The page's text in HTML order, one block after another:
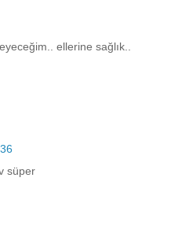
ellerine sağlık..
süper